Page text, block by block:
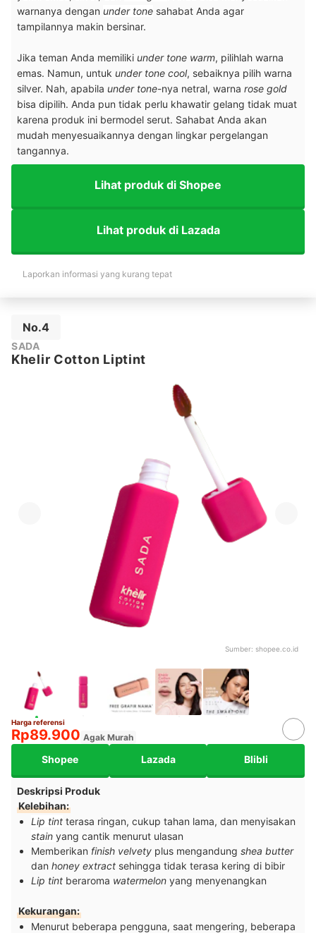
warnanya dengan under tone sahabat Anda agar
tampilannya makin bersinar.
Jika teman Anda memiliki under tone warm, pilihlah warna
emas. Namun, untuk under tone cool, sebaiknya pilih warna
silver. Nah, apabila under tone-nya netral, warna rose gold
bisa dipilih. Anda pun tidak perlu khawatir gelang tidak muat
karena produk ini bermodel serut. Sahabat Anda akan
mudah menyesuaikannya dengan lingkar pergelangan
tangannya.
Lihat produk di Shopee
Lihat produk di Lazada
Laporkan informasi yang kurang tepat
No.4
SADA
Khelir Cotton Liptint
Sumber: shopee.co.id
Harga referensi
Rp89.900 Agak Murah
Shopee Lazada Blibli
Deskripsi Produk
Kelebihan:
Lip tint terasa ringan, cukup tahan lama, dan menyisakan
stain yang cantik menurut ulasan
Memberikan finish velvety plus mengandung shea butter
dan honey extract sehingga tidak terasa kering di bibir
Lip tint beraroma watermelon yang menyenangkan
Kekurangan:
Menurut beberapa pengguna, saat mengering, beberapa